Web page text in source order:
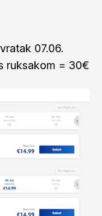
07.06.
ruksakom = 30€